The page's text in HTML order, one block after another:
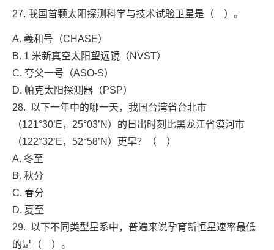
27. 我国首颗太阳探测科学与技术试验卫星是（ ）。
A. 羲和号（CHASE）
B. 1 米新真空太阳望远镜（NVST）
C. 夸父一号（ASO-S）
D. 帕克太阳探测器（PSP）
28. 以下一年中的哪一天，我国台湾省台北市
（121°30’E，25°03’N）的日出时刻比黑龙江省漠河市
（122°32’E，52°58’N）更早？（ ）
A. 冬至
B. 秋分
C. 春分
D. 夏至
29. 以下不同类型星系中，普遍来说孕育新恒星速率最低
的是（ ）。